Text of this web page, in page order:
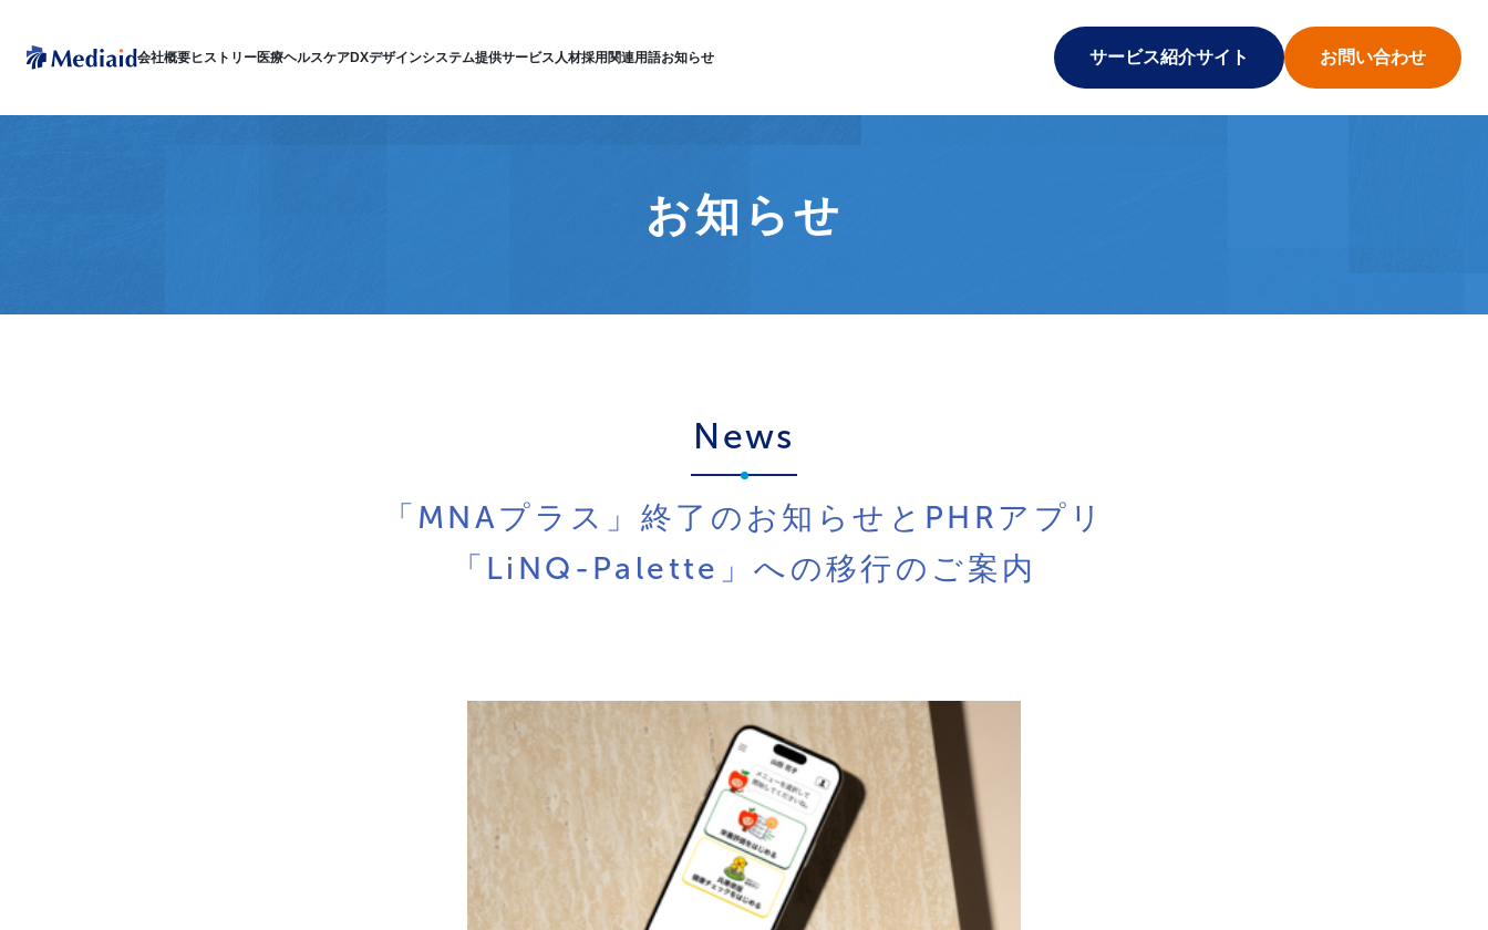
会社概要ヒストリー医療ヘルスケアDXデザインシステム提供サービス 人材採用関連用語お知らせ サービス紹介サイト お問い合わせ
お知らせ
News
「MNAプラス」終了のお知らせとPHRアプリ
「LiNQ-Palette」への移行のご案内